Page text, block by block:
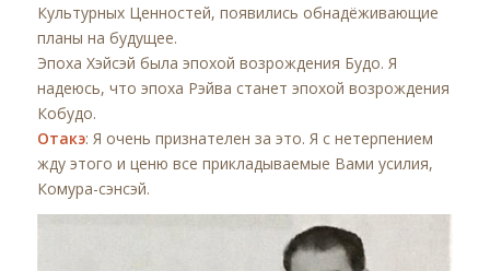
Культурных Ценностей, появились обнадёживающие
планы на будущее.
Эпоха Хэйсэй была эпохой возрождения Будо. Я
надеюсь, что эпоха Рэйва станет эпохой возрождения
Кобудо.
Отакэ: Я очень признателен за это. Я с нетерпением
жду этого и ценю все прикладываемые Вами усилия,
Комура-сэнсэй.